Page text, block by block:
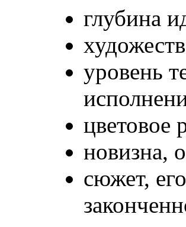
глубина
уровень
цветовое
новизна,
сюжет,